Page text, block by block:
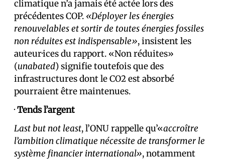
climatique n’a jamais été actée lors des
précédentes COP. «Déployer les énergies
renouvelables et sortir de toutes énergies fossiles
non réduites est indispensable», insistent les
auteur·ices du rapport. «Non réduites»
(unabated) signifie toutefois que des
infrastructures dont le CO2 est absorbé
pourraient être maintenues.
·Tends l’argent
Last but not least, l’ONU rappelle qu’«accroître
l’ambition climatique nécessite de transformer le
système financier international», notamment